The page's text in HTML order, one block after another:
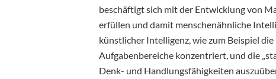
beschäftigt sich mit der Entwicklung von
erfüllen und damit menschenähnliche
künstlicher Intelligenz, wie zum Beispiel die
Aufgabenbereiche konzentriert, und die
Denk- und Handlungsfähigkeiten